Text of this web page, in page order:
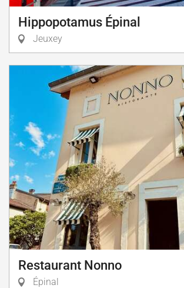
Hippopotamus Épinal
Jeuxey
Restaurant Nonno
Épinal